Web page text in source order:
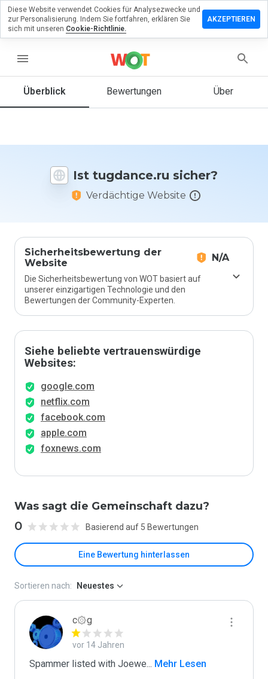
menu
Überblick Bewertungen Über
Ist tugdance.ru sicher?
Verdächtige Website
Sicherheitsbewertung der
Website
N/A
Die Sicherheitsbewertung von WOT basiert auf
unserer einzigartigen Technologie und den
Bewertungen der Community-Experten.
Siehe beliebte vertrauenswürdige
Websites:
google.com
netflix.com
facebook.com
apple.com
foxnews.com
Was sagt die Gemeinschaft dazu?
0 Basierend auf 5 Bewertungen
Eine Bewertung hinterlassen
eine
würden
Skala von
Sortieren nach: Neuestes
c۞g
vor 14 Jahren
Spammer listed with Joewe... Mehr Lesen
Diese Website verwendet Cookies für Analysezwecke und
zur Personalisierung. Indem Sie fortfahren, erklären Sie
sich mit unseren Cookie-Richtlinie.
AKZEPTIEREN